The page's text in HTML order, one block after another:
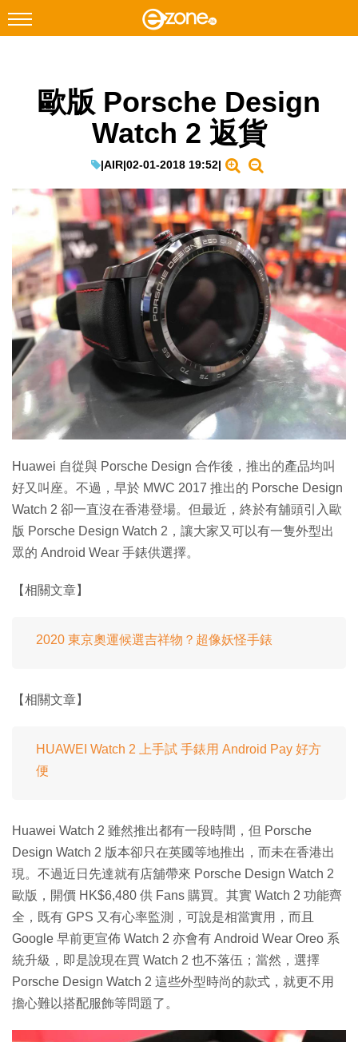
Facebook Instagram
遊戲動漫
教學評測
EduTech
IT Times
生成式AI與雲端應用
Enterprise Digital Transformation
特集
歐版 Porsche Design
Watch 2 返貨
|AIR|02-01-2018 19:52|
Huawei 自從與 Porsche Design 合作後，推出的產品均叫
好又叫座。不過，早於 MWC 2017 推出的 Porsche Design
Watch 2 卻一直沒在香港登場。但最近，終於有舖頭引入歐
版 Porsche Design Watch 2，讓大家又可以有一隻外型出
眾的 Android Wear 手錶供選擇。
【相關文章】
2020 東京奧運候選吉祥物？超像妖怪手錶
【相關文章】
HUAWEI Watch 2 上手試 手錶用 Android Pay 好方
便
Huawei Watch 2 雖然推出都有一段時間，但 Porsche
Design Watch 2 版本卻只在英國等地推出，而未在香港出
現。不過近日先達就有店舖帶來 Porsche Design Watch 2
歐版，開價 HK$6,480 供 Fans 購買。其實 Watch 2 功能齊
全，既有 GPS 又有心率監測，可說是相當實用，而且
Google 早前更宣佈 Watch 2 亦會有 Android Wear Oreo 系
統升級，即是說現在買 Watch 2 也不落伍；當然，選擇
Porsche Design Watch 2 這些外型時尚的款式，就更不用
擔心難以搭配服飾等問題了。